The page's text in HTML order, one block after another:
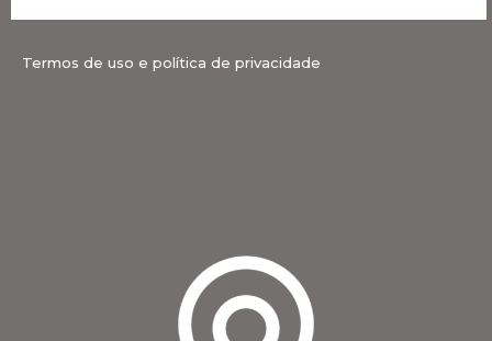
Termos de uso e política de privacidade